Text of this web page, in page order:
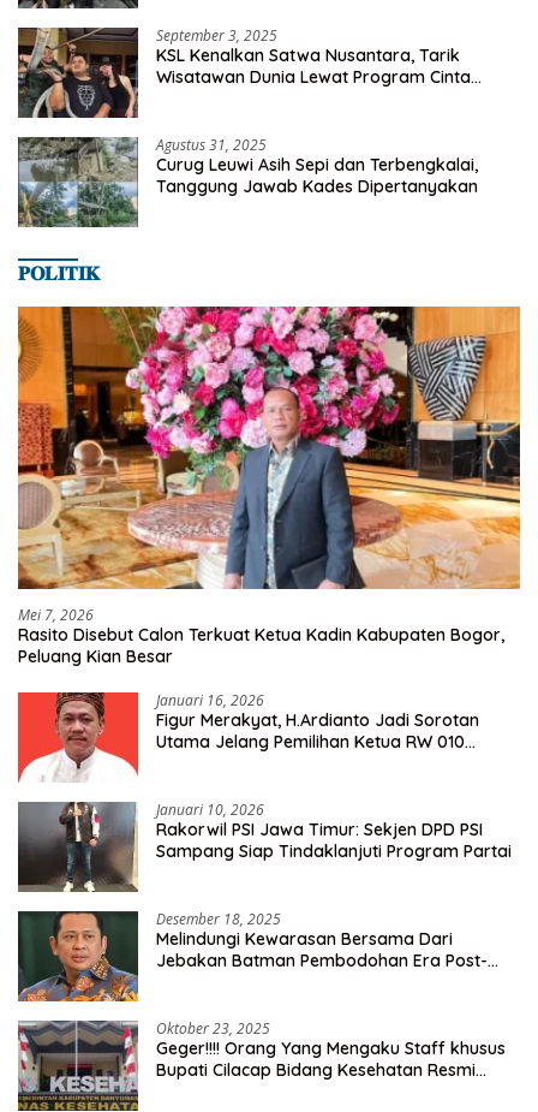
September 3, 2025
KSL Kenalkan Satwa Nusantara, Tarik
Wisatawan Dunia Lewat Program Cinta
Agustus 31, 2025
Curug Leuwi Asih Sepi dan Terbengkalai,
Tanggung Jawab Kades Dipertanyakan
𝐏𝐎𝐋𝐈𝐓𝐈𝐊
Mei 7, 2026
Rasito Disebut Calon Terkuat Ketua Kadin Kabupaten Bogor,
Peluang Kian Besar
Januari 16, 2026
Figur Merakyat, H.Ardianto Jadi Sorotan
Utama Jelang Pemilihan Ketua RW 010
Januari 10, 2026
Rakorwil PSI Jawa Timur: Sekjen DPD PSI
Sampang Siap Tindaklanjuti Program Partai
Desember 18, 2025
Melindungi Kewarasan Bersama Dari
Jebakan Batman Pembodohan Era Post-
Oktober 23, 2025
Geger!!!! Orang Yang Mengaku Staff khusus
Bupati Cilacap Bidang Kesehatan Resmi